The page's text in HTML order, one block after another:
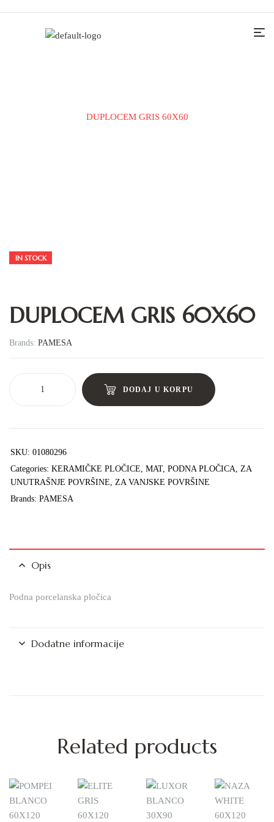
DUPLOCEM GRIS 60X60
IN STOCK
DUPLOCEM GRIS 60X60
Brands: PAMESA
DODAJ U KORPU
SKU: 01080296
Categories: KERAMIČKE PLOČICE, MAT, PODNA PLOČICA, ZA
UNUTRAŠNJE POVRŠINE, ZA VANJSKE POVRŠINE
Brands: PAMESA
Opis
Podna porcelanska pločica
Dodatne informacije
Related products